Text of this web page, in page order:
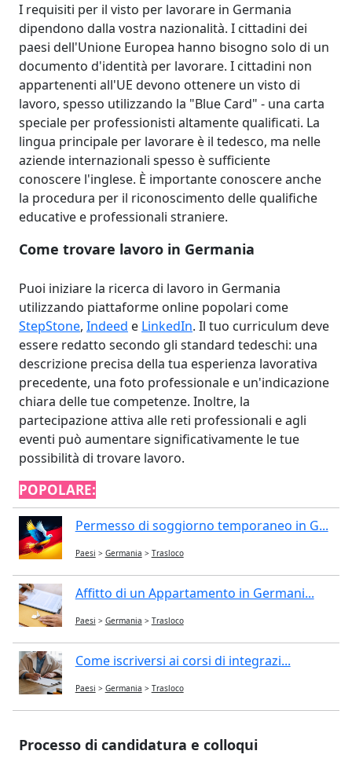
I requisiti per il visto per lavorare in Germania
dipendono dalla vostra nazionalità. I cittadini dei
paesi dell'Unione Europea hanno bisogno solo di un
documento d'identità per lavorare. I cittadini non
appartenenti all'UE devono ottenere un visto di
lavoro, spesso utilizzando la "Blue Card" - una carta
speciale per professionisti altamente qualificati. La
lingua principale per lavorare è il tedesco, ma nelle
aziende internazionali spesso è sufficiente
conoscere l'inglese. È importante conoscere anche
la procedura per il riconoscimento delle qualifiche
educative e professionali straniere.
Come trovare lavoro in Germania
Puoi iniziare la ricerca di lavoro in Germania
utilizzando piattaforme online popolari come
StepStone, Indeed e LinkedIn. Il tuo curriculum deve
essere redatto secondo gli standard tedeschi: una
descrizione precisa della tua esperienza lavorativa
precedente, una foto professionale e un'indicazione
chiara delle tue competenze. Inoltre, la
partecipazione attiva alle reti professionali e agli
eventi può aumentare significativamente le tue
possibilità di trovare lavoro.
POPOLARE:
Permesso di soggiorno temporaneo in G...
Paesi > Germania > Trasloco
Affitto di un Appartamento in Germani...
Paesi > Germania > Trasloco
Come iscriversi ai corsi di integrazi...
Paesi > Germania > Trasloco
Processo di candidatura e colloqui